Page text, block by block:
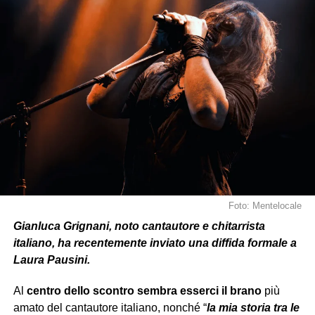
La rapidità con cui la storia è stata cancellata ha
lasciato molti interrogativi
:è stato un ripensamento?
Un momento di rabbia
a caldo?Oforseil desiderio di
lanciare un messaggiofortesenza lasciarloonline
a lungo?
Foto: Mentelocale
Gianluca Grignani, noto cantautore e chitarrista
italiano, ha recentemente inviato una diffida formale a
Laura Pausini.
Al centro dello scontro sembra esserci il branopiù
amato del cantautore italiano, nonché “la mia storia tra le